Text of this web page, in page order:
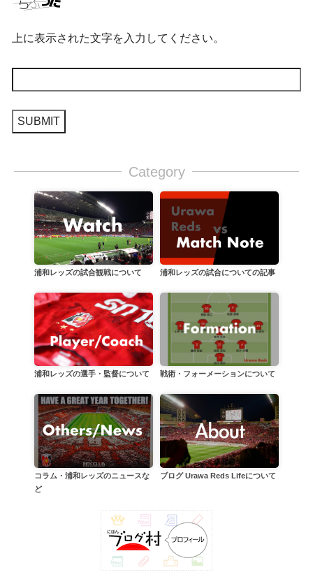
上に表示された文字を入力してください。
Category
浦和レッズの試合観戦について 浦和レッズの試合についての記事
浦和レッズの選手・監督について 戦術・フォーメーションについて
コラム・浦和レッズのニュースな
ど
ブログ Urawa Reds Lifeについて